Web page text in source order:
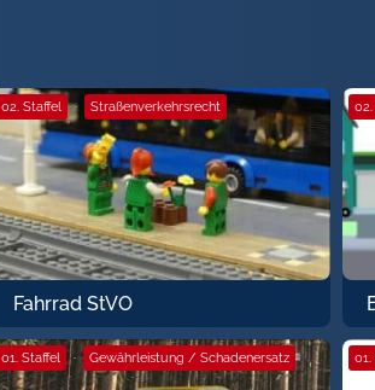
02. Staffel · Straßenverkehrsrecht
Fahrrad StVO
01. Staffel · Gewährleistung / Schadenersatz 01.